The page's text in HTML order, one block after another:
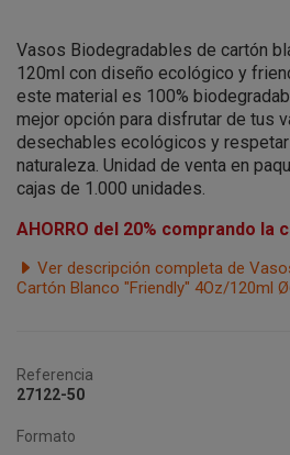
Vasos Biodegradables de cartón
120ml con diseño ecológico y
este material es 100%
mejor opción para disfrutar de tus
desechables ecológicos y
naturaleza. Unidad de venta en
cajas de 1.000 unidades.
AHORRO del 20% comprando la
Ver descripción completa de
Cartón Blanco "Friendly" 4Oz/120ml
Referencia
27122-50
Formato